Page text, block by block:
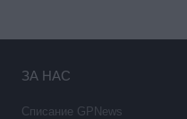
ЗА НАС
Списание GPNews